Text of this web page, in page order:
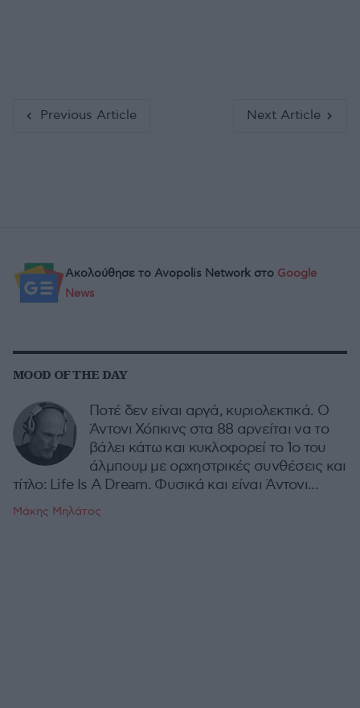
Ακολούθησε το Avopolis Network στο Google
News
MOOD OF THE DAY
Ποτέ δεν είναι αργά, κυριολεκτικά. Ο
Άντονι Χόπκινς στα 88 αρνείται να το
βάλει κάτω και κυκλοφορεί το 1ο του
άλμπουμ με ορχηστρικές συνθέσεις και
τίτλο: Life Is A Dream. Φυσικά και είναι Άντονι...
Μάκης Μηλάτος
Previous Article Next Article